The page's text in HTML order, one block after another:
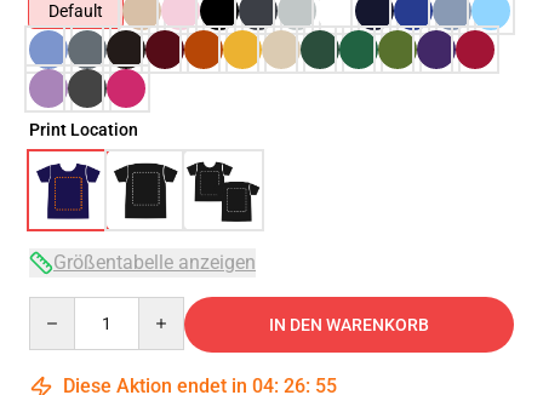
Default
Print Location
Größentabelle anzeigen
IN DEN WARENKORB
Diese Aktion endet in 04: 26: 54